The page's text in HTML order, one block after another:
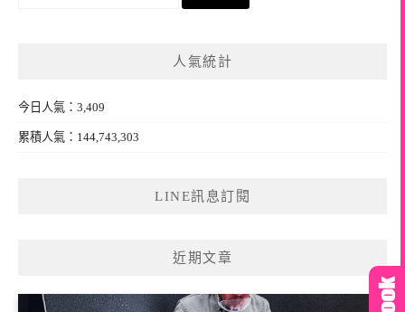
人氣統計
今日人氣：3,409
累積人氣：144,743,303
LINE訊息訂閱
近期文章